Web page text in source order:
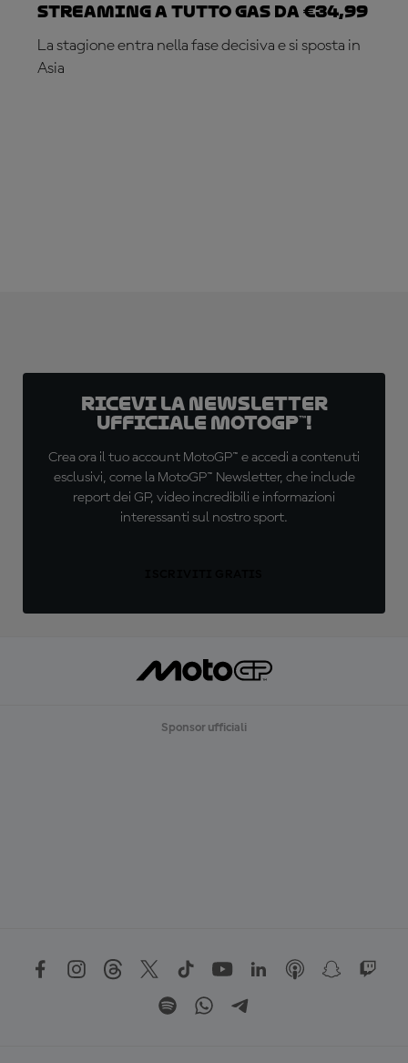
Streaming a tutto gas da €34,99
La stagione entra nella fase decisiva e si sposta in
Asia
Ricevi la newsletter
ufficiale MotoGP™!
Crea ora il tuo account MotoGP™ e accedi a contenuti
esclusivi, come la MotoGP™ Newsletter, che include
report dei GP, video incredibili e informazioni
interessanti sul nostro sport.
Sponsor ufficiali